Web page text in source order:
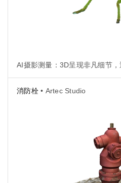
AI摄影测量：3D呈现非凡细节，
消防栓• Artec Studio